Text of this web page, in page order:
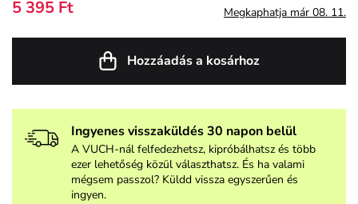
5 395 Ft Megkaphatja már 08. 11.
Hozzáadás a kosárhoz
Ingyenes visszaküldés 30 napon belül
A VUCH-nál felfedezhetsz, kipróbálhatsz és több
ezer lehetőség közül választhatsz. És ha valami
mégsem passzol? Küldd vissza egyszerűen és
ingyen.